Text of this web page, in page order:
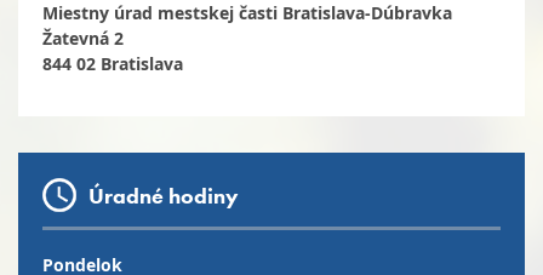
Miestny úrad mestskej časti Bratislava-Dúbravka
Žatevná 2
844 02 Bratislava
Úradné hodiny
Pondelok